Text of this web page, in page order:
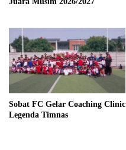
Sobat FC Gelar Coaching Clinic
Legenda Timnas